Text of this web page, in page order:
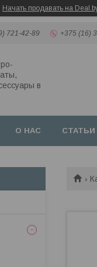
Начать продавать на
721-42-89 +375 (16)
в
О НАС СТАТЬИ